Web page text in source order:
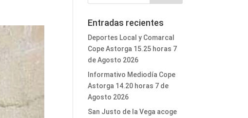
Entradas recientes
Deportes Local y Comarcal
Cope Astorga 15.25 horas 7
de Agosto 2026
Informativo Mediodía Cope
Astorga 14.20 horas 7 de
Agosto 2026
San Justo de la Vega acoge